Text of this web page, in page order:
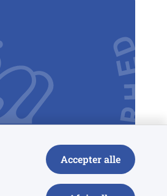
Accepter alle